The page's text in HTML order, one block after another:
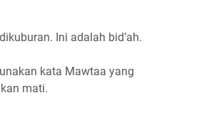
Ini adalah bid’ah.
kata Mawtaa yang
mati.